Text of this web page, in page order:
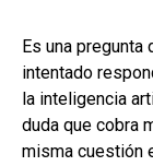
Es una
intentado
la inteligencia
duda que cobra
misma cuestión